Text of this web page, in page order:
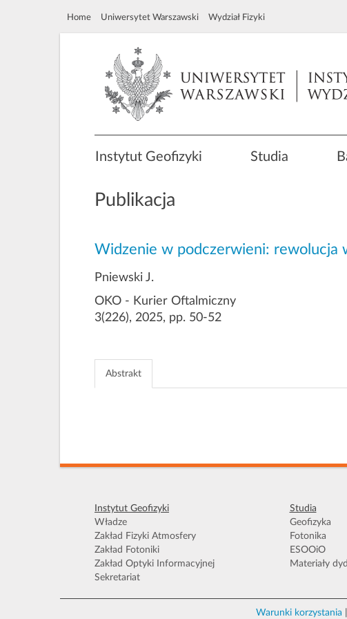
Home Uniwersytet Warszawski Wydział Fizyki
Instytut Geofizyki Studia
Publikacja
Widzenie w podczerwieni: rewolucja
Pniewski J.
OKO - Kurier Oftalmiczny
3(226), 2025, pp. 50-52
Abstrakt
Instytut Geofizyki
Władze
Zakład Fizyki Atmosfery
Zakład Fotoniki
Zakład Optyki Informacyjnej
Sekretariat
Studia
Geofizyka
Fotonika
ESOOiO
Materiały
Warunki korzystania